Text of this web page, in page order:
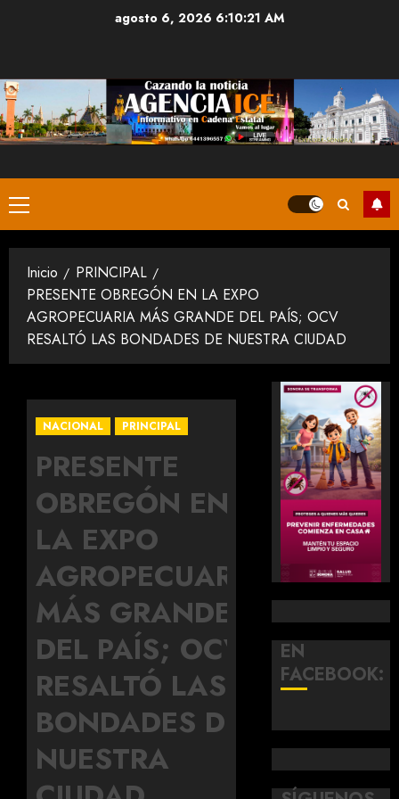
agosto 6, 2026 6:10:21 AM
Menú
principal
Inicio
PRINCIPAL
PRESENTE OBREGÓN EN LA EXPO
AGROPECUARIA MÁS GRANDE DEL PAÍS; OCV
RESALTÓ LAS BONDADES DE NUESTRA CIUDAD
NACIONAL PRINCIPAL
PRESENTE
OBREGÓN EN
LA EXPO
AGROPECUARIA
MÁS GRANDE
DEL PAÍS; OCV
RESALTÓ LAS
BONDADES DE
NUESTRA
EN
FACEBOOK: